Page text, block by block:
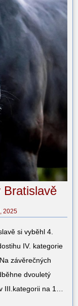
2025
si vyběhl 4.
IV. kategorie
závěrečných
dvouletý
III.kategorii na 1…